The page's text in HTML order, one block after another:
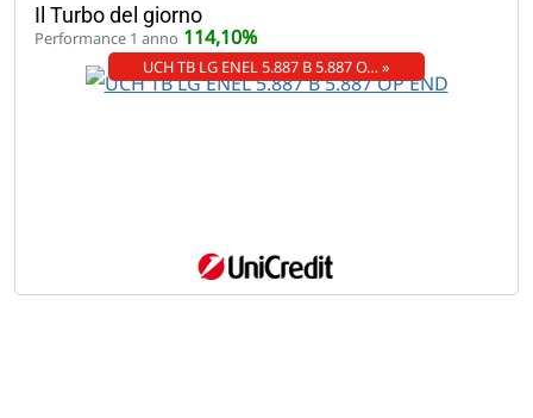
Il Turbo del giorno
Performance 1 anno 114,10%
UCH TB LG ENEL 5.887 B 5.887 O… »